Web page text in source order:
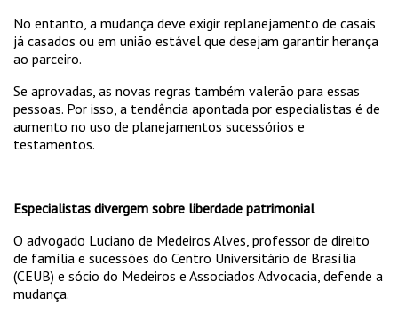
No entanto, a mudança deve exigir replanejamento de casais
já casados ou em união estável que desejam garantir herança
ao parceiro.
Se aprovadas, as novas regras também valerão para essas
pessoas. Por isso, a tendência apontada por especialistas é de
aumento no uso de planejamentos sucessórios e
testamentos.
Especialistas divergem sobre liberdade patrimonial
O advogado Luciano de Medeiros Alves, professor de direito
de família e sucessões do Centro Universitário de Brasília
(CEUB) e sócio do Medeiros e Associados Advocacia, defende a
mudança.